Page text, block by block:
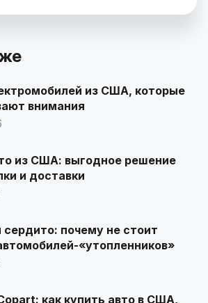
из США, которые
внимания
из США: выгодное решение
и доставки
почему не стоит
«утопленников»
как купить авто в США,